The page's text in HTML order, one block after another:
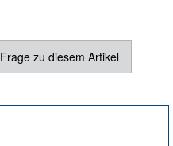
Frage zu diesem Artikel